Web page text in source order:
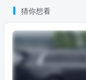
目。28000rpm 的最
高强压铸铝硅合金不
度和耐腐蚀性——这种
车迈向更高性能的关
猜你想看